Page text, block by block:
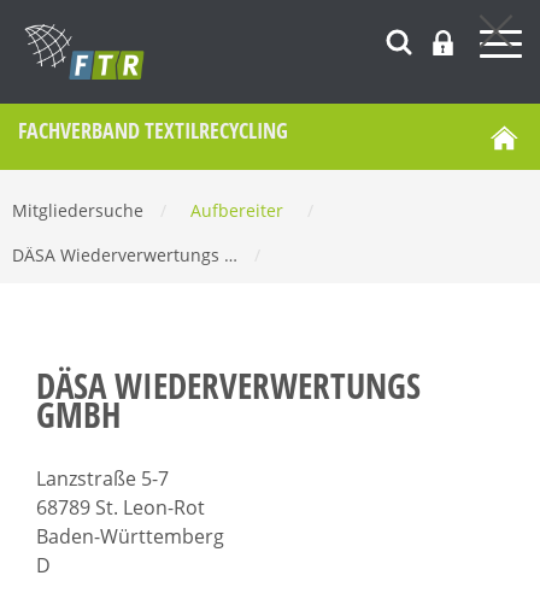
FACHVERBAND TEXTILRECYCLING
Mitgliedersuche Aufbereiter
DÄSA Wiederverwertungs …
DÄSA WIEDERVERWERTUNGS
GMBH
Lanzstraße 5-7
68789 St. Leon-Rot
Baden-Württemberg
D